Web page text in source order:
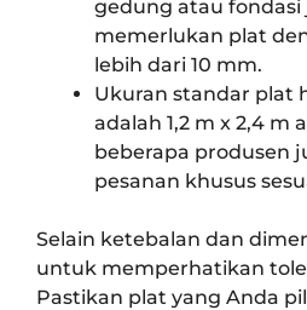
gedung atau
memerlukan plat
lebih dari 10 mm.
Ukuran standar plat
adalah 1,2 m x 2,4 m
beberapa produsen
pesanan khusus
Selain ketebalan dan
untuk memperhatikan
Pastikan plat yang Anda